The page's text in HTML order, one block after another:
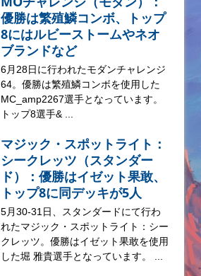
優勝は繁殖鱗コンボ、トップ
8にはルビーストームやネオ
ブランドなど
6月28日に行われたモダンチャレンジ
64。優勝は繁殖鱗コンボを使用した
MC_amp2267選手となっています。
トップ8選手& ...
マジック・スポットライト：
シークレッツ（スタンダー
ド）：優勝はイゼット果敢、
トップ8に同デッキが5人
5月30-31日、スタンダードにて行わ
れたマジック・スポットライト：シー
クレッツ。優勝はイゼット果敢を使用
した堀 雅貴選手となっています。 ...